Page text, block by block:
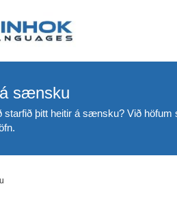
sænsku
starfið þitt heitir á sænsku? Við